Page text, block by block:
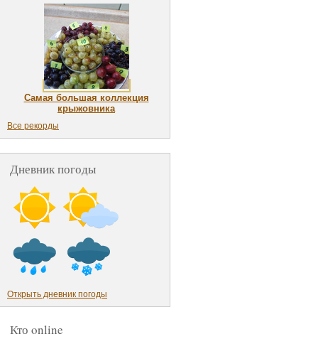
Самая большая коллекция
крыжовника
Все рекорды
Дневник погоды
Открыть дневник погоды
Кто online